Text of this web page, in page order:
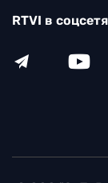
RTVI в